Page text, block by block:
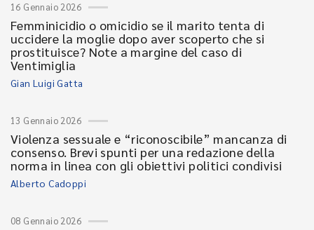
16 Gennaio 2026
Femminicidio o omicidio se il marito tenta di
uccidere la moglie dopo aver scoperto che si
prostituisce? Note a margine del caso di
Ventimiglia
Gian Luigi Gatta
13 Gennaio 2026
Violenza sessuale e “riconoscibile” mancanza di
consenso. Brevi spunti per una redazione della
norma in linea con gli obiettivi politici condivisi
Alberto Cadoppi
08 Gennaio 2026